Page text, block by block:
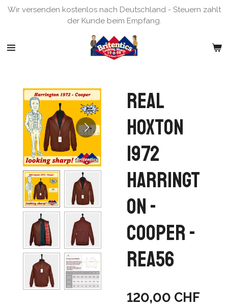
Zum
Wir versenden kostenlos nach Deutschland - Steuern zahlt
der Kunde beim Empfang.
Real
Hoxton
1972
Harringt
on -
Cooper -
REA56
120,00 CHF